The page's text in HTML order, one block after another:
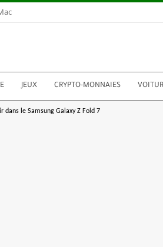
JEUX CRYPTO-MONNAIES
le Samsung Galaxy Z Fold 7